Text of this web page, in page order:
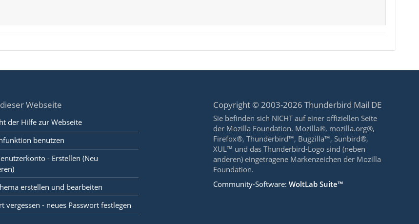
Webseite
der Hilfe zur Webseite
benutzen
- Erstellen (Neu
erstellen und bearbeiten
vergessen - neues Passwort festlegen
Copyright © 2003-2026 Thunderbird Mail DE
Sie befinden sich NICHT auf einer offiziellen Seite
der Mozilla Foundation. Mozilla®, mozilla.org®,
Firefox®, Thunderbird™, Bugzilla™, Sunbird®,
XUL™ und das Thunderbird-Logo sind (neben
anderen) eingetragene Markenzeichen der Mozilla
Foundation.
Community-Software:WoltLab Suite™